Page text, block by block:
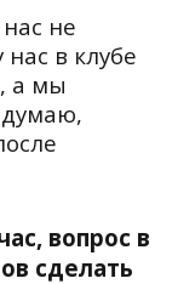
не
в клубе
а мы
вопрос в
сделать